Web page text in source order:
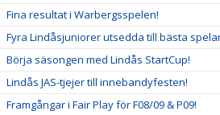
Fina resultat i Warbergsspelen!
Fyra Lindåsjuniorer utsedda till bästa
Börja säsongen med Lindås StartCup!
Lindås JAS-tjejer till innebandyfesten!
Framgångar i Fair Play för F08/09 & P09!